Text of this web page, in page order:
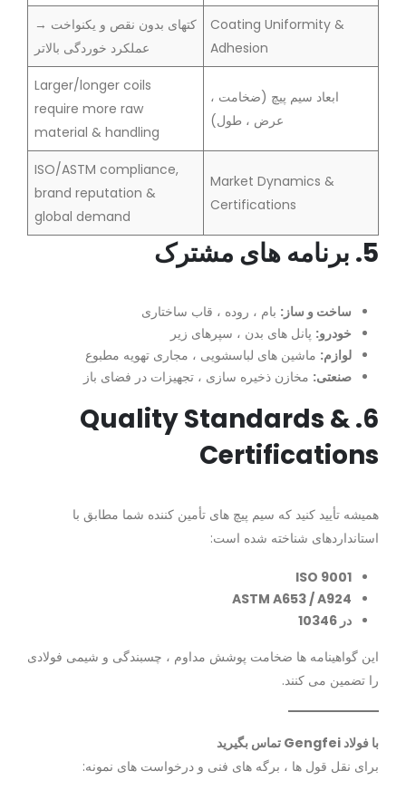
Coating Uniformity &
Adhesion
کتهای بدون نقص و یکنواخت →
عملکرد خوردگی بالاتر
ابعاد سیم پیچ (ضخامت ،
عرض ، طول)
Larger/longer coils
require more raw
material & handling
Market Dynamics &
Certifications
ISO/ASTM compliance,
brand reputation &
global demand
5. برنامه های مشترک
ساخت و ساز: بام ، روده ، قاب ساختاری
خودرو: پانل های بدن ، سپرهای زیر
لوازم: ماشین های لباسشویی ، مجاری تهویه مطبوع
صنعتی: مخازن ذخیره سازی ، تجهیزات در فضای باز
6. Quality Standards &
Certifications
همیشه تأیید کنید که سیم پیچ های تأمین کننده شما مطابق با
استانداردهای شناخته شده است:
ISO 9001
ASTM A653 / A924
در 10346
این گواهینامه ها ضخامت پوشش مداوم ، چسبندگی و شیمی فولادی
را تضمین می کنند.
با فولاد Gengfei تماس بگیرید
برای نقل قول ها ، برگه های فنی و درخواست های نمونه: